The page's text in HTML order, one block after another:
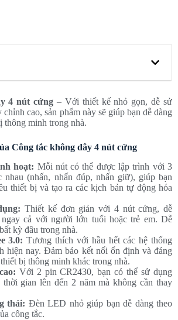
4 nút cứng – Với thiết kế nhỏ gọn, dễ sử
cao, sản phẩm này sẽ giúp bạn dễ dàng
thông minh trong nhà.
Công tắc không dây 4 nút cứng
hoạt: Mỗi nút có thể được lập trình với 3
nhau (nhấn, nhấn đúp, nhấn giữ), giúp bạn
thiết bị và tạo ra các kịch bản tự động hóa
Thiết kế đơn giản với 4 nút cứng, dễ
cả với người lớn tuổi hoặc trẻ em. Dễ
kỳ đâu trong nhà.
3.0: Tương thích với hầu hết các hệ thống
hiện nay. Đảm bảo kết nối ổn định và đáng
bị thông minh khác trong nhà.
Với 2 pin CR2430, bạn có thể sử dụng
thời gian lên đến 2 năm mà không cần thay
thái: Đèn LED nhỏ giúp bạn dễ dàng theo
công tắc.